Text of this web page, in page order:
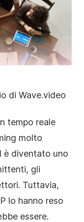
di Wave.video
tempo reale
molto
è diventato uno
gli
Tuttavia,
lo hanno reso
essere.